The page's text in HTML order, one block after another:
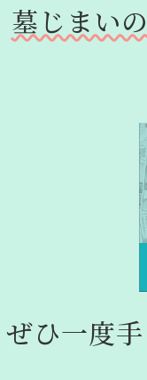
墓じまい
ぜひ一度